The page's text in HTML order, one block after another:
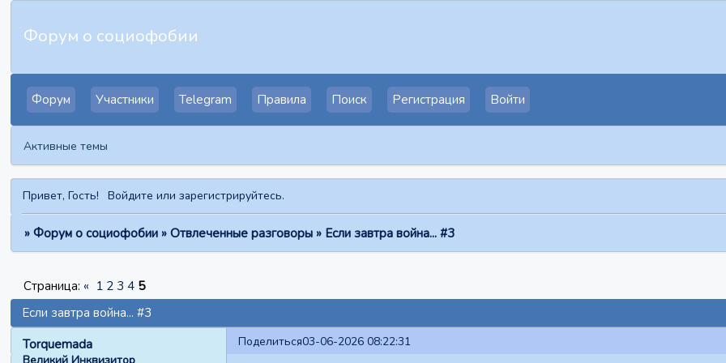
Форум о социофобии
Форум Участники Telegram Правила Поиск Регистрация Войти
Активные темы
Привет, Гость! Войдите илизарегистрируйтесь.
» Форум о социофобии » Отвлеченные разговоры » Если завтра война... #3
Если завтра война... #3
Страница: « 1 2 3 4 5
Поделиться03-06-2026 08:22:31
Torquemada